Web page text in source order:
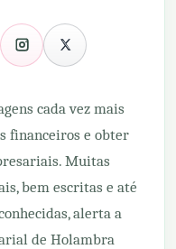
cada vez mais
financeiros e obter
Muitas
bem escritas e até
alerta a
de Holambra